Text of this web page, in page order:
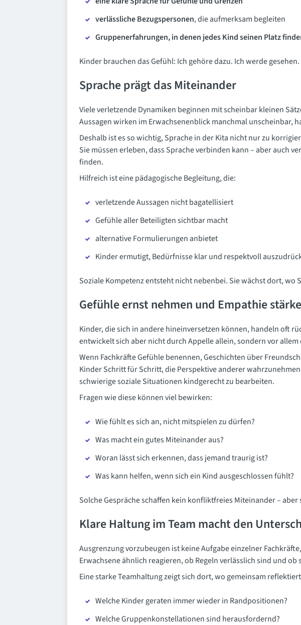
verlässliche Bezugspersonen, die aufmerksam begleiten
Gruppenerfahrungen, in denen jedes Kind seinen Platz
Kinder brauchen das Gefühl: Ich gehöre dazu. Ich werde
Sprache prägt das Miteinander
Viele verletzende Dynamiken beginnen mit scheinbar kleinen
Aussagen wirken im Erwachsenenblick manchmal unscheinbar,
Deshalb ist es so wichtig, Sprache in der Kita nicht nur zu
Sie müssen erleben, dass Sprache verbinden kann – aber auch
finden.
Hilfreich ist eine pädagogische Begleitung, die:
verletzende Aussagen nicht bagatellisiert
Gefühle aller Beteiligten sichtbar macht
alternative Formulierungen anbietet
Kinder ermutigt, Bedürfnisse klar und respektvoll
Soziale Kompetenz entsteht nicht nebenbei. Sie wächst dort,
Gefühle ernst nehmen und Empathie
Kinder, die sich in andere hineinversetzen können, handeln oft
entwickelt sich aber nicht durch Appelle allein, sondern vor
Wenn Fachkräfte Gefühle benennen, Geschichten über
Kinder Schritt für Schritt, die Perspektive anderer
schwierige soziale Situationen kindgerecht zu bearbeiten.
Fragen wie diese können viel bewirken:
Wie fühlt es sich an, nicht mitspielen zu dürfen?
Was macht ein gutes Miteinander aus?
Woran lässt sich erkennen, dass jemand traurig ist?
Was kann helfen, wenn sich ein Kind ausgeschlossen fühlt?
Solche Gespräche schaffen kein konfliktfreies Miteinander – aber
Klare Haltung im Team macht den
Ausgrenzung vorzubeugen ist keine Aufgabe einzelner
Erwachsene ähnlich reagieren, ob Regeln verlässlich sind und
Eine starke Teamhaltung zeigt sich dort, wo gemeinsam
Welche Kinder geraten immer wieder in Randpositionen?
Welche Gruppenkonstellationen sind herausfordernd?